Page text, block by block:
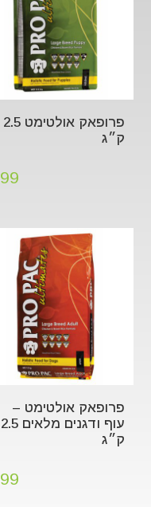
פרופאק אולטימט 2.5
ק״ג
99
פרופאק אולטימט –
עוף ודגנים מלאים 2.5
ק״ג
99